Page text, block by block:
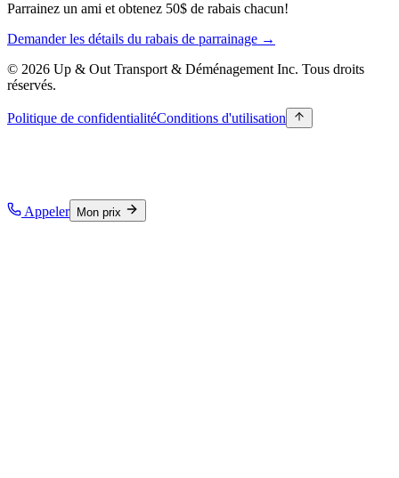
Parrainez un ami et obtenez 50$ de rabais chacun!
Demander les détails du rabais de parrainage →
© 2026 Up & Out Transport & Déménagement Inc. Tous droits
réservés.
Politique de confidentialitéConditions d'utilisation
Appeler Mon prix